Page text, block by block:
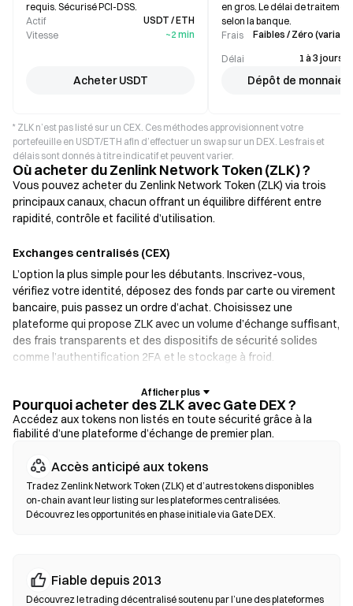
requis. Sécurisé PCI-DSS.
Actif
USDT / ETH
Vitesse
~2 min
Acheter USDT
en gros. Le délai de
selon la banque.
Frais
Faibles / Zéro
Délai 1 à 3 jours
Dépôt de monnaie
* ZLK n’est pas listé sur un CEX. Ces méthodes approvisionnent votre
portefeuille en USDT/ETH afin d’effectuer un swap sur un DEX. Les frais et
délais sont donnés à titre indicatif et peuvent varier.
Où acheter du Zenlink Network Token (ZLK) ?
Vous pouvez acheter du Zenlink Network Token (ZLK) via trois
principaux canaux, chacun offrant un équilibre différent entre
rapidité, contrôle et facilité d’utilisation.
Exchanges centralisés (CEX)
L’option la plus simple pour les débutants. Inscrivez-vous,
vérifiez votre identité, déposez des fonds par carte ou virement
bancaire, puis passez un ordre d’achat. Choisissez une
plateforme qui propose ZLK avec un volume d’échange suffisant,
des frais transparents et des dispositifs de sécurité solides
comme l’authentification 2FA et le stockage à froid.
Portefeuilles crypto
Pour les utilisateurs qui privilégient l’auto-garde. Les
portefeuilles non custodial vous permettent de conserver vos
l’interface du portefeuille. Certains portefeuilles prennent aussi
en charge un on-ramp fiat, permettant d’acheter des ZLK par
carte bancaire sans passer par un exchange. Sauvegardez
toujours votre phrase seed et vérifiez les adresses de contrat
Échanges décentralisés (DEX)
Tradez en peer-to-peer sans intermédiaires. Les DEX utilisent
Pourquoi acheter des ZLK avec Gate DEX ?
Accédez aux tokens non listés en toute sécurité grâce à la
fiabilité d’une plateforme d’échange de premier plan.
Accès anticipé aux tokens
Tradez Zenlink Network Token (ZLK) et d’autres tokens disponibles
on-chain avant leur listing sur les plateformes centralisées.
Découvrez les opportunités en phase initiale via Gate DEX.
Fiable depuis 2013
Découvrez le trading décentralisé soutenu par l’une des plateformes